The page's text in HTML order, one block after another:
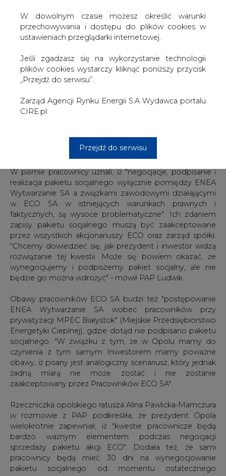
W dowolnym czasie możesz określić warunki
przechowywania i dostępu do plików cookies w
ustawieniach przeglądarki internetowej.
Jeśli zgadzasz się na wykorzystanie technologii
plików cookies wystarczy kliknąć poniższy przycisk
„Przejdź do serwisu”.
Zarząd Agencji Rynku Energii S.A Wydawca portalu
CIRE.pl
Przejdź do serwisu
która chce kupić pakiet akcji ECO.
Jak wyjaśnił PAP przedstawiciel pracowników ECO SA
zawodowe reprezentują ok. 40 proc. pracowników ECO
SA, która na koniec ub. roku zatrudniała ok. 500 osób.
spółki ENEA Wytwarzanie, mediów oraz spółki E.ON. edis
energia Sp. z o.o - dotychczasowego udziałowca ECO.
Wytwarzanie SA a związkami zawodowymi działającymi
faktycznych, są wysoce problematyczne". Ich zdaniem
zapisy pakietu socjalnego muszą być zaakceptowane
przez wszystkich akcjonariuszy ECO oraz zarząd spółki.
"Chcemy dowiedzieć się, jak prezydent i inwestor widzą
rozwiązanie tej kwestii. Może się bowiem okazać, że
wynegocjujemy i podpiszemy pakiet socjalny, ale nie
będzie go można wdrożyć" - mówił PAP Ludwik.
Obawy pracowników ECO SA budzi też "postępowanie
ENEA Wytwarzanie SA wobec pracowników przy
prywatyzacji MPEC Białystok" (Miejskie Przedsiębiorstwo
socjalnego. "W związku z tym, że w Opolu mamy do
czynienia z tym samym Inwestorem mamy poważne
obawy, iż pisany jest analogiczny scenariusz, który jednak
żadną miarą nie może zostać i nie zostanie
zaakceptowany przez Pracowników ECO SA".
Rzeczniczka opolskiego ratusza Alina Pawlicka-Mamczura
w rozmowie z PAP podkreśliła, że prezydent Opola
wielokrotnie zapewniał, iż "kwestie pracownicze będą
sprzedaży pakietu akcji ECO". Dodała też, że sami
pracownicy będą mieć 30 dni na wynegocjowanie
pakietu socjalnego od momentu ostatecznego
wytypowania przez miasto kupującego. Przypomniała
też, że negocjacje ze spółką ENEA Wytwarzanie dopiero
się rozpoczynają. "Na chwilę obecną nie wydarzyło się nic,
co może być powodem do niepokoju" - zaznaczyła.